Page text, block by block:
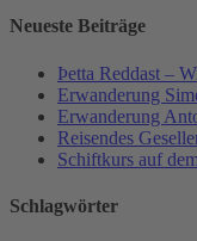
Neueste Beiträge
Þetta Reddast –
Erwanderung
Erwanderung
Reisendes
Schiftkurs auf
Schlagwörter